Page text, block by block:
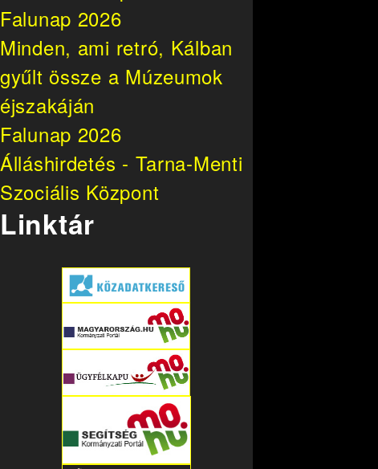
Falunap 2026
Minden, ami retró, Kálban
gyűlt össze a Múzeumok
éjszakáján
Falunap 2026
Álláshirdetés - Tarna-Menti
Szociális Központ
Linktár